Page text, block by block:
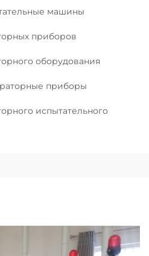
машины
приборов
оборудования
приборы
испытательного